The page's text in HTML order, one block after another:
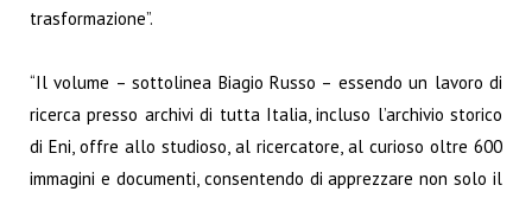
trasformazione”.
“Il volume – sottolinea Biagio Russo – essendo un lavoro di
ricerca presso archivi di tutta Italia, incluso l’archivio storico
di Eni, offre allo studioso, al ricercatore, al curioso oltre 600
immagini e documenti, consentendo di apprezzare non solo il